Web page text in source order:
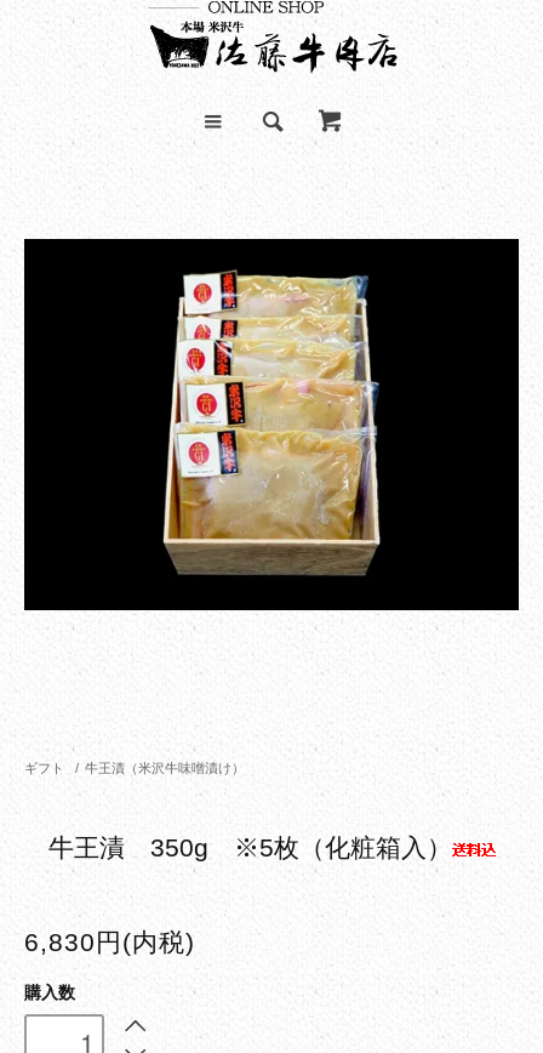
ギフト / 牛王漬（米沢牛味噌漬け）
牛王漬 350g ※5枚（化粧箱入）
6,830円(内税)
購入数